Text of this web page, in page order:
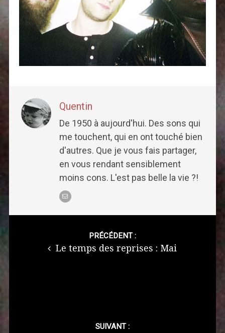
Quentin
De 1950 à aujourd'hui. Des sons qui
me touchent, qui en ont touché bien
d'autres. Que je vous fais partager,
en vous rendant sensiblement
moins cons. L'est pas belle la vie ?!
PRÉCÉDENT :
Le temps des reprises : Mai
SUIVANT :